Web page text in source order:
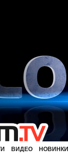
ВИДЕО НОВИНКИ